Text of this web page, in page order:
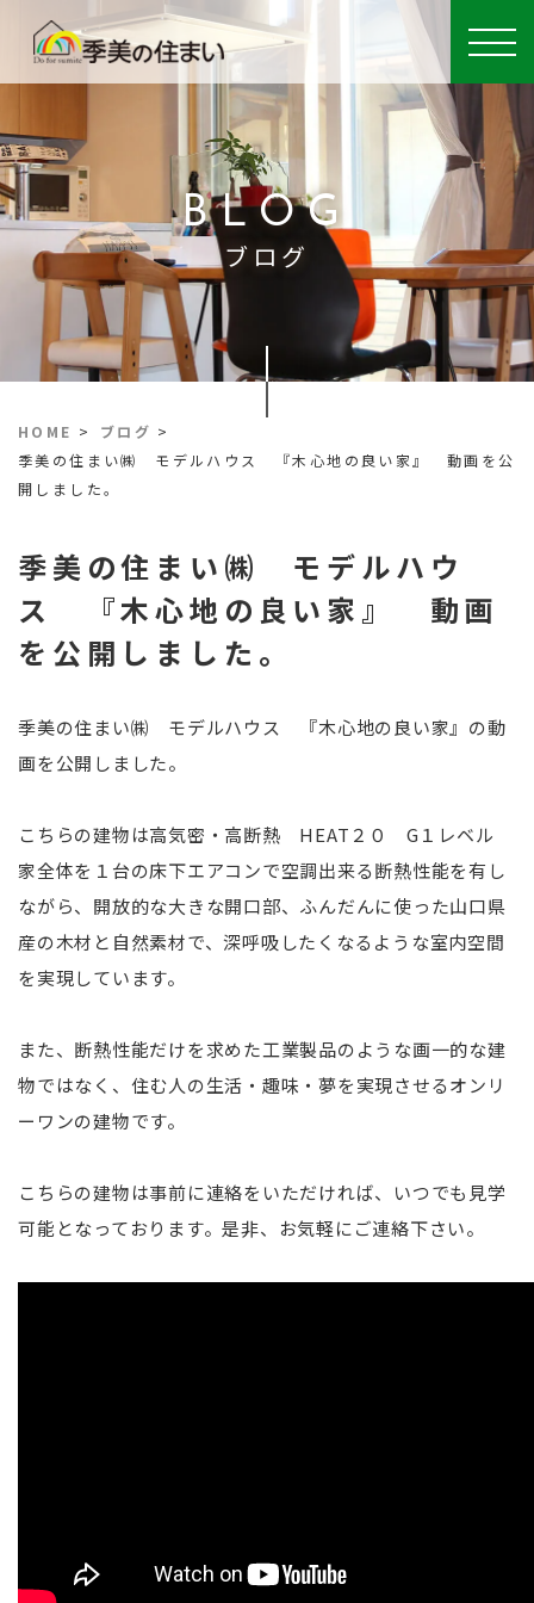
BLOG
ブログ
HOME > ブログ >
季美の住まい㈱ モデルハウス 『木心地の良い家』 動画を公
開しました。
季美の住まい㈱ モデルハウ
ス 『木心地の良い家』 動画
を公開しました。
季美の住まい㈱ モデルハウス 『木心地の良い家』の動
画を公開しました。
こちらの建物は高気密・高断熱 HEAT２０ G１レベル
家全体を１台の床下エアコンで空調出来る断熱性能を有し
ながら、開放的な大きな開口部、ふんだんに使った山口県
産の木材と自然素材で、深呼吸したくなるような室内空間
を実現しています。
また、断熱性能だけを求めた工業製品のような画一的な建
物ではなく、住む人の生活・趣味・夢を実現させるオンリ
ーワンの建物です。
こちらの建物は事前に連絡をいただければ、いつでも見学
可能となっております。是非、お気軽にご連絡下さい。